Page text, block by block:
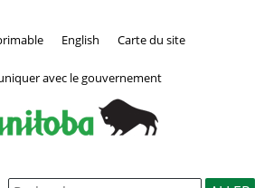
English Carte du site
avec le gouvernement